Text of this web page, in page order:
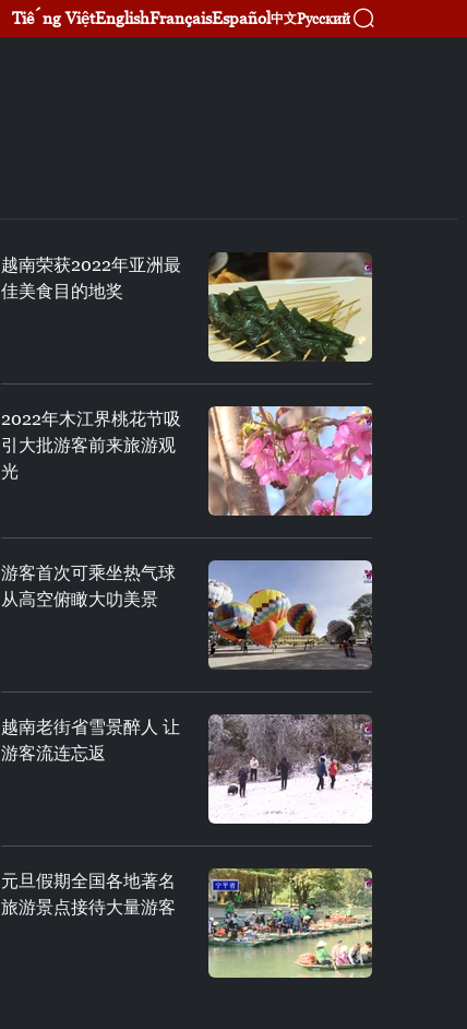
Tiếng ViệtEnglishFrançaisEspañol中文Русский
越南荣获2022年亚洲最
佳美食目的地奖
2022年木江界桃花节吸
引大批游客前来旅游观
光
游客首次可乘坐热气球
从高空俯瞰大叻美景
越南老街省雪景醉人 让
游客流连忘返
元旦假期全国各地著名
旅游景点接待大量游客